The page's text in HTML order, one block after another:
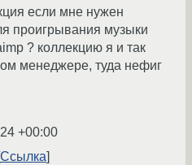
если мне нужен
проигрывания музыки
? коллекцию я и так
менеджере, туда нефиг
+00:00
Ссылка